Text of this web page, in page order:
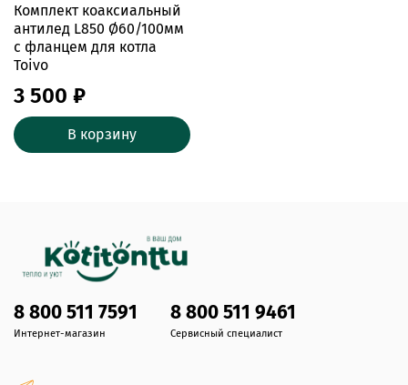
Комплект коаксиальный
антилед L850 Ø60/100мм
с фланцем для котла
Toivo
3 500 ₽
В корзину
8 800 511 7591
Интернет-магазин
8 800 511 9461
Сервисный специалист